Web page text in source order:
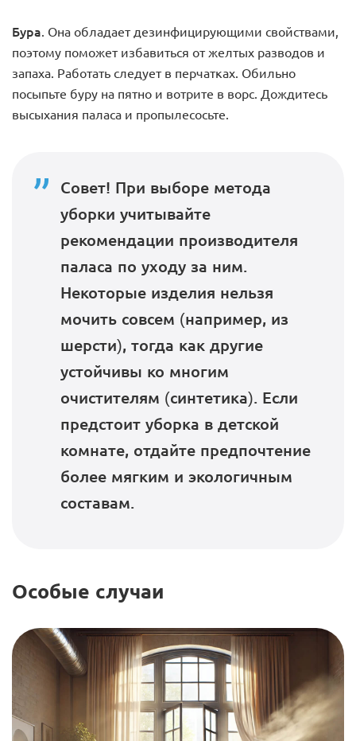
Бура . Она обладает дезинфицирующими свойствами,
поэтому поможет избавиться от желтых разводов и
запаха. Работать следует в перчатках. Обильно
посыпьте буру на пятно и вотрите в ворс. Дождитесь
высыхания паласа и пропылесосьте.
Совет! При выборе метода
уборки учитывайте
рекомендации производителя
паласа по уходу за ним.
Некоторые изделия нельзя
мочить совсем (например, из
шерсти), тогда как другие
устойчивы ко многим
очистителям (синтетика). Если
предстоит уборка в детской
комнате, отдайте предпочтение
более мягким и экологичным
составам.
Особые случаи